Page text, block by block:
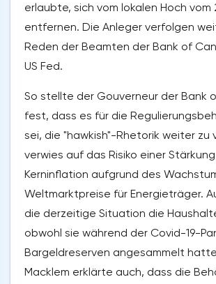
erlaubte, sich vom lokalen Hoch vom
entfernen. Die Anleger verfolgen
Reden der Beamten der Bank of
US Fed.
So stellte der Gouverneur der Bank
fest, dass es für die
sei, die "hawkish"-Rhetorik weiter zu
verwies auf das Risiko einer
Kerninflation aufgrund des
Weltmarktpreise für Energieträger.
die derzeitige Situation die
obwohl sie während der Covid-19-
Bargeldreserven angesammelt
Macklem erklärte auch, dass die